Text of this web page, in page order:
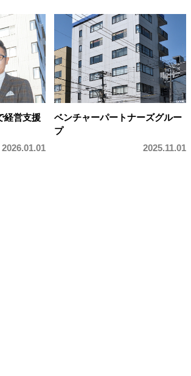
経営支援
2026.01.01
ベンチャーパートナーズグルー
プ
2025.11.01